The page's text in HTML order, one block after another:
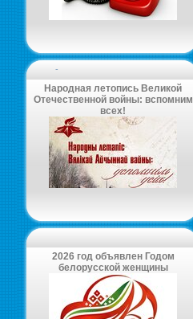
-
Народная летопись Великой
Отечественной войны: вспомним
всех!
2026 год объявлен Годом
белорусской женщины